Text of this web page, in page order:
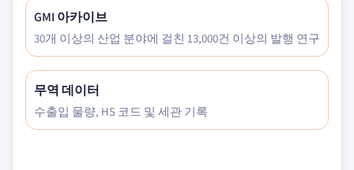
GMI 아카이브
30개 이상의 산업 분야에 걸친 13,000건 이상의 발행 연구
무역 데이터
수출입 물량, HS 코드 및 세관 기록